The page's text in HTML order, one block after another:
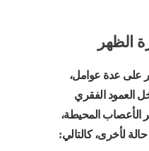
الظهر
على عدة عوامل،
العمود الفقري
الأعصاب المحيطة،
لأخرى، كالتالي: